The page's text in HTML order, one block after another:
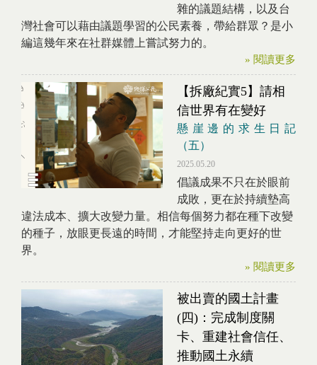
雜的議題結構，以及台
灣社會可以藉由議題學習的公民素養，帶給群眾？是小
編這幾年來在社群媒體上嘗試努力的。
» 閱讀更多
【拆廠紀實5】請相
信世界有在變好
懸崖邊的求生日記
（五）
2025.05.20
倡議成果不只在於眼前
成敗，更在於持續墊高
違法成本、擴大改變力量。相信每個努力都在種下改變
的種子，放眼更長遠的時間，才能堅持走向更好的世
界。
» 閱讀更多
被出賣的國土計畫
(四)：完成制度關
卡、重建社會信任、
推動國土永續